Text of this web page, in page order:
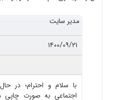
مدیر سایت
۱۴۰۰/۰۹/۲۱
با سلام و احترام؛ در
اجتماعی به صورت چاپی